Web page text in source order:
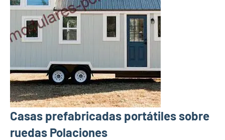
Casas prefabricadas portátiles sobre
ruedas Polaciones